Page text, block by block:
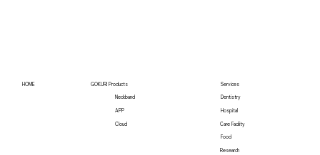
を開始
HOME GOKURI Products
APP
Neckband
Cloud
Services
Dentistry
Hospital
Care Facility
Food
Research